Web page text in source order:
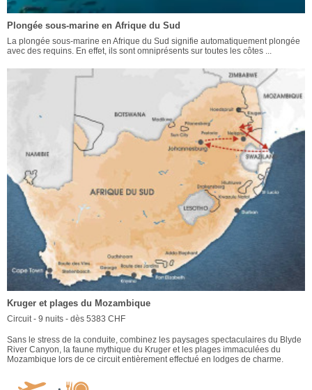
Plongée sous-marine en Afrique du Sud
La plongée sous-marine en Afrique du Sud signifie automatiquement plongée
avec des requins. En effet, ils sont omniprésents sur toutes les côtes ...
Kruger et plages du Mozambique
Circuit - 9 nuits - dès 5383 CHF
Sans le stress de la conduite, combinez les paysages spectaculaires du Blyde
River Canyon, la faune mythique du Kruger et les plages immaculées du
Mozambique lors de ce circuit entièrement effectué en lodges de charme.